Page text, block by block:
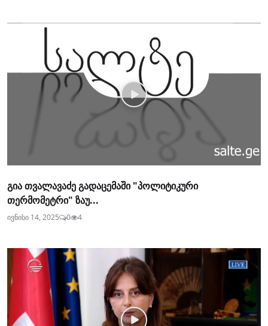
გია თვალავაძე გადაცემაში "პოლიტიკური
თერმომეტრი" ზაუ...
ივნისი 14, 2025 0 4